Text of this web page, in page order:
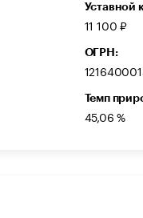
Уставной
11 100 ₽
ОГРН:
Темп
45,06 %